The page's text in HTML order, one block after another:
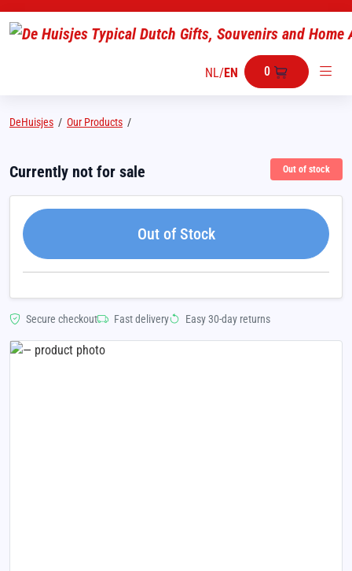
NL/EN 0
DeHuisjes / Our Products /
Currently not for sale Out of stock
Out of Stock
Secure checkout Fast delivery Easy 30-day returns